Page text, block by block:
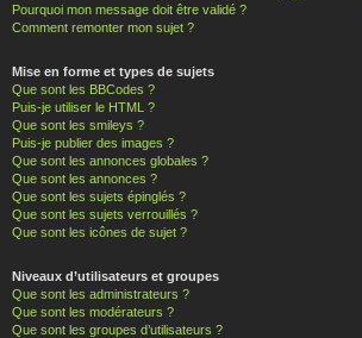
Pourquoi mon message doit être validé ?
Comment remonter mon sujet ?
Mise en forme et types de sujets
Que sont les BBCodes ?
Puis-je utiliser le HTML ?
Que sont les smileys ?
Puis-je publier des images ?
Que sont les annonces globales ?
Que sont les annonces ?
Que sont les sujets épinglés ?
Que sont les sujets verrouillés ?
Que sont les icônes de sujet ?
Niveaux d’utilisateurs et groupes
Que sont les administrateurs ?
Que sont les modérateurs ?
Que sont les groupes d’utilisateurs ?